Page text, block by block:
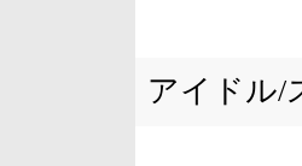
アイドル/